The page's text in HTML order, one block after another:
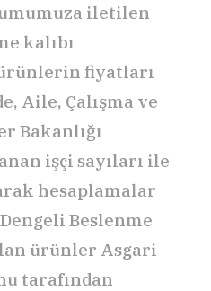
iletilen
kalıbı
fiyatları
Aile, Çalışma ve
Bakanlığı
işçi sayıları ile
hesaplamalar
Beslenme
ürünler Asgari
tarafından